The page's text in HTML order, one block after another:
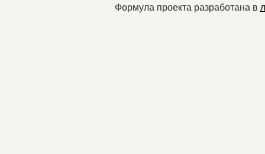
Формула проекта разработана в